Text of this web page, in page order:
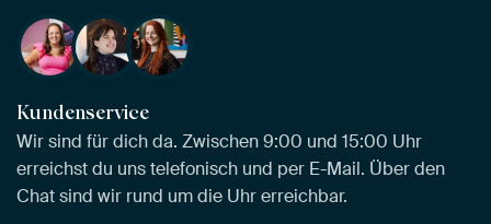
Kundenservice
Wir sind für dich da. Zwischen 9:00 und 15:00 Uhr
erreichst du uns telefonisch und per E-Mail. Über den
Chat sind wir rund um die Uhr erreichbar.